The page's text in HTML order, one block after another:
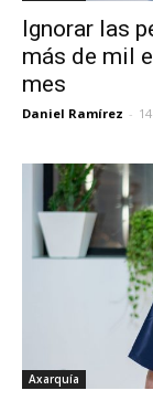
Ignorar las
más de mil
mes
Daniel Ramírez -
Axarquía